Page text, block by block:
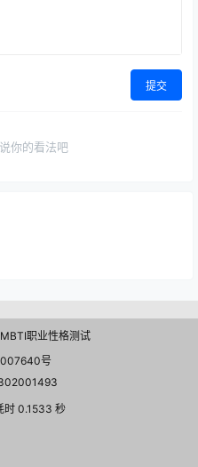
提交
你的看法吧
MBTI职业性格测试
号
时 0.1533 秒